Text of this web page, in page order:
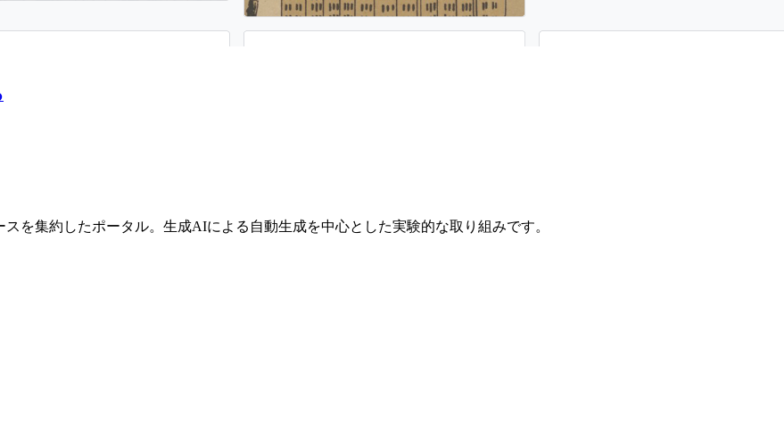
を集約したポータル。生成AIによる自動生成を中心とした実験的な取り組みです。